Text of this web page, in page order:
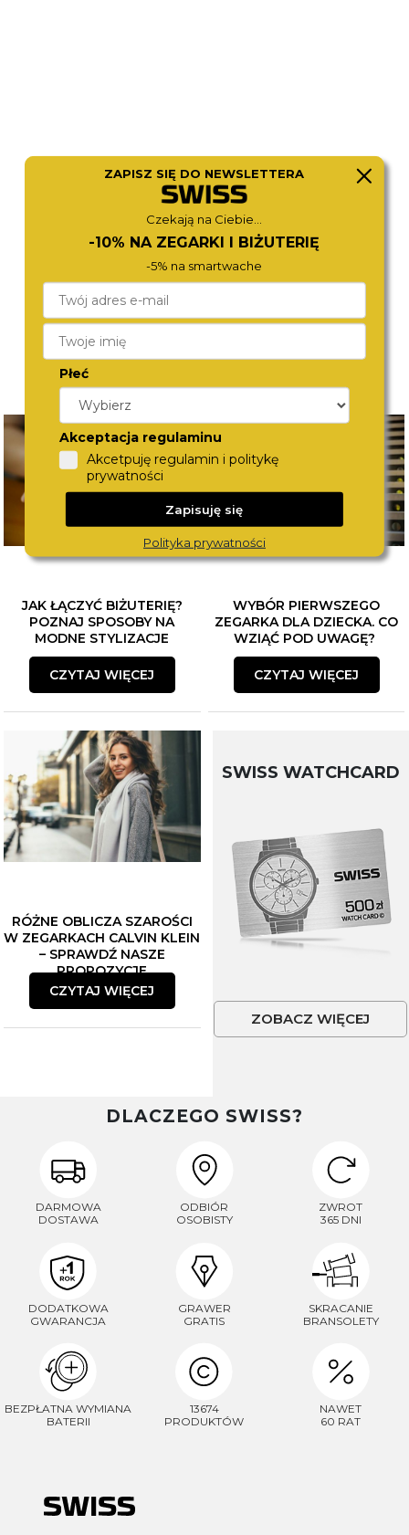
1 580,- 1 580,-
JAK ŁĄCZYĆ BIŻUTERIĘ?
POZNAJ SPOSOBY NA
MODNE STYLIZACJE
CZYTAJ WIĘCEJ
WYBÓR PIERWSZEGO
ZEGARKA DLA DZIECKA. CO
WZIĄĆ POD UWAGĘ?
CZYTAJ WIĘCEJ
RÓŻNE OBLICZA SZAROŚCI
W ZEGARKACH CALVIN KLEIN
– SPRAWDŹ NASZE
PROPOZYCJE
CZYTAJ WIĘCEJ
SWISS WATCHCARD
ZOBACZ WIĘCEJ
DLACZEGO SWISS?
DARMOWA
DOSTAWA
ODBIÓR
OSOBISTY
ZWROT
365 DNI
DODATKOWA
GWARANCJA
GRAWER
GRATIS
SKRACANIE
BRANSOLETY
BEZPŁATNA WYMIANA
BATERII
13674
PRODUKTÓW
NAWET
60 RAT
ZAPISZ SIĘ DO NEWSLETTERA
Czekają na Ciebie...
-10% NA ZEGARKI I BIŻUTERIĘ
-5% na smartwache
Płeć
Akceptacja regulaminu
Akcetpuję regulamin i politykę
prywatności
Zapisuję się
Polityka prywatności